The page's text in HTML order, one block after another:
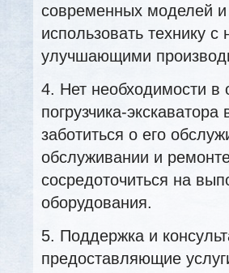
современных моделей и
использовать технику
улучшающими
4. Нет необходимости
погрузчика-
заботиться о его
обслуживании и
сосредоточиться на
оборудования.
5. Поддержка и
предоставляющие